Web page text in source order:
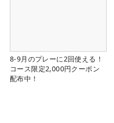
8-9月のプレーに2回使える！
コース限定2,000円クーポン
配布中！